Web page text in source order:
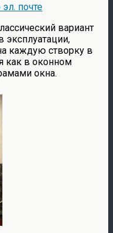
почте
вариант
каждую створку в
как в оконном
окна.